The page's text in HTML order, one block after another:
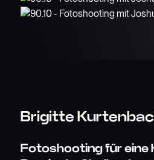
Brigitte
Fotoshooting für eine